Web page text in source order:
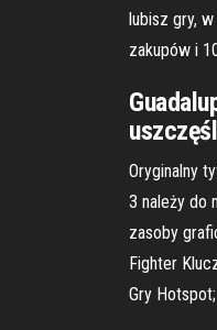
lubisz gry,
zakupów i
Oryginalny
3 należy do
zasoby
Fighter
Gry